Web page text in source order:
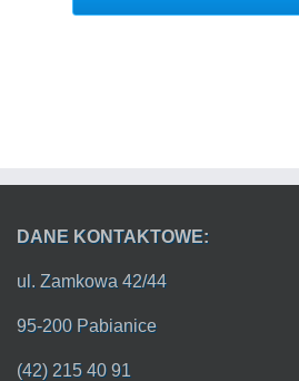
DANE KONTAKTOWE:
ul. Zamkowa 42/44
95-200 Pabianice
(42) 215 40 91